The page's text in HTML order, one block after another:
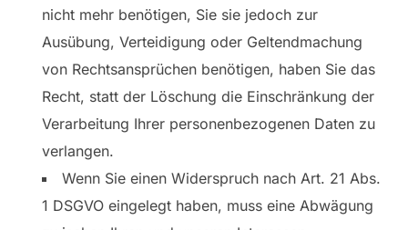
nicht mehr benötigen, Sie sie jedoch zur
Ausübung, Verteidigung oder Geltendmachung
von Rechtsansprüchen benötigen, haben Sie das
Recht, statt der Löschung die Einschränkung der
Verarbeitung Ihrer personenbezogenen Daten zu
verlangen.
Wenn Sie einen Widerspruch nach Art. 21 Abs.
1 DSGVO eingelegt haben, muss eine Abwägung